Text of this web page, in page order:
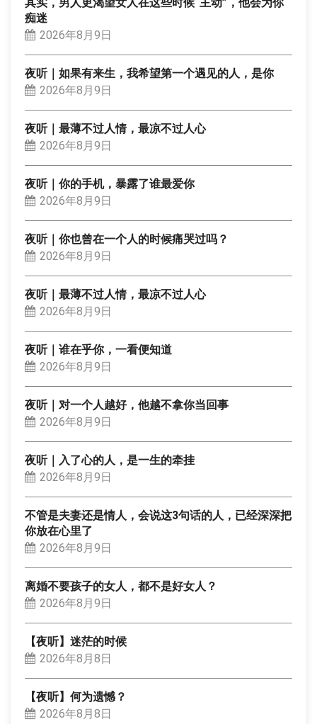
痴迷
2026年8月9日
夜听｜如果有来生，我希望第一个遇见的人，是你
2026年8月9日
夜听｜最薄不过人情，最凉不过人心
2026年8月9日
夜听｜你的手机，暴露了谁最爱你
2026年8月9日
夜听｜你也曾在一个人的时候痛哭过吗？
2026年8月9日
夜听｜最薄不过人情，最凉不过人心
2026年8月9日
夜听｜谁在乎你，一看便知道
2026年8月9日
夜听｜对一个人越好，他越不拿你当回事
2026年8月9日
夜听｜入了心的人，是一生的牵挂
2026年8月9日
不管是夫妻还是情人，会说这3句话的人，已经深深把
你放在心里了
2026年8月9日
离婚不要孩子的女人，都不是好女人？
2026年8月9日
【夜听】迷茫的时候
2026年8月8日
【夜听】何为遗憾？
2026年8月8日